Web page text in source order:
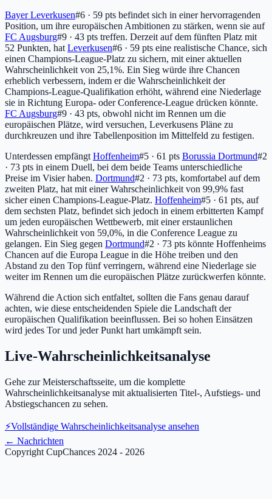
Bayer Leverkusen#6 · 59 pts befindet sich in einer hervorragenden
Position, um ihre europäischen Ambitionen zu stärken, wenn sie auf
FC Augsburg#9 · 43 pts treffen. Derzeit auf dem fünften Platz mit
52 Punkten, hat Leverkusen#6 · 59 pts eine realistische Chance, sich
einen Champions-League-Platz zu sichern, mit einer aktuellen
Wahrscheinlichkeit von 25,1%. Ein Sieg würde ihre Chancen
erheblich verbessern, indem er die Wahrscheinlichkeit der
Champions-League-Qualifikation erhöht, während eine Niederlage
sie in Richtung Europa- oder Conference-League drücken könnte.
FC Augsburg#9 · 43 pts, obwohl nicht im Rennen um die
europäischen Plätze, wird versuchen, Leverkusens Pläne zu
durchkreuzen und ihre Tabellenposition im Mittelfeld zu festigen.
Unterdessen empfängt Hoffenheim#5 · 61 pts Borussia Dortmund#2
· 73 pts in einem Duell, bei dem beide Teams unterschiedliche
Preise im Visier haben. Dortmund#2 · 73 pts, komfortabel auf dem
zweiten Platz, hat mit einer Wahrscheinlichkeit von 99,9% fast
sicher einen Champions-League-Platz. Hoffenheim#5 · 61 pts, auf
dem sechsten Platz, befindet sich jedoch in einem erbitterten Kampf
um jeden europäischen Wettbewerb, mit einer erstaunlichen
Wahrscheinlichkeit von 59,0%, in die Conference League zu
gelangen. Ein Sieg gegen Dortmund#2 · 73 pts könnte Hoffenheims
Chancen auf die Europa League in die Höhe treiben und den
Abstand zu den Top fünf verringern, während eine Niederlage sie
weiter im Rennen um die europäischen Plätze zurückwerfen könnte.
Während die Action sich entfaltet, sollten die Fans genau darauf
achten, wie diese entscheidenden Spiele die Landschaft der
europäischen Qualifikation beeinflussen. Bei so hohen Einsätzen
wird jedes Tor und jeder Punkt hart umkämpft sein.
Live-Wahrscheinlichkeitsanalyse
Gehe zur Meisterschaftsseite, um die komplette
Wahrscheinlichkeitsanalyse mit aktualisierten Titel-, Aufstiegs- und
Abstiegschancen zu sehen.
⚡Vollständige Wahrscheinlichkeitsanalyse ansehen
← Nachrichten
Copyright CupChances 2024 - 2026